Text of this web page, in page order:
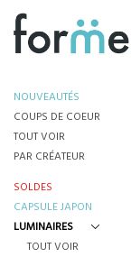
NOUVEAUTÉS
COUPS DE COEUR
TOUT VOIR
PAR CRÉATEUR
SOLDES
CAPSULE JAPON
LUMINAIRES
TOUT VOIR